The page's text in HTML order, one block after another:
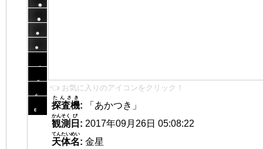
👈 お気に入りのアイコンをクリック！
探査機
たんさき
:
「あかつき」
観測
かんそく
日
び
: 2017年09月26日 05:08:22
天体名
てんたいめい
: 金星